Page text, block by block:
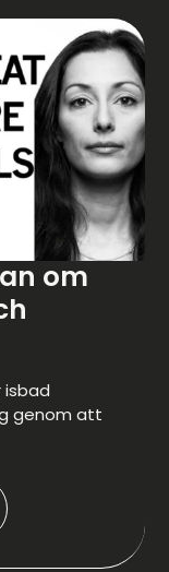
om
isbad
genom att